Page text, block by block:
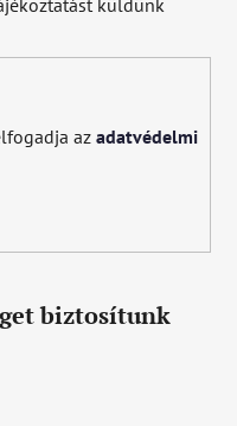
az adatvédelmi
biztosítunk